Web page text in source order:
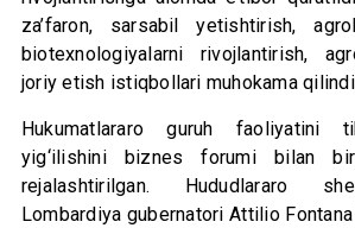
za’faron, sarsabil yetishtirish,
biotexnologiyalarni rivojlantirish,
joriy etish istiqbollari muhokama
Hukumatlararo guruh faoliyatini
yig‘ilishini biznes forumi bilan
rejalashtirilgan. Hududlararo
Lombardiya gubernatori Attilio